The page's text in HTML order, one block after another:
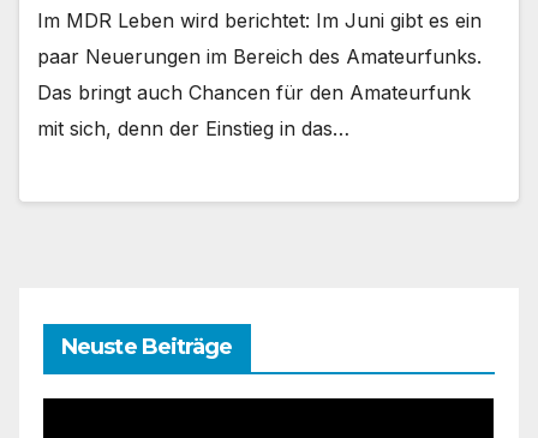
Im MDR Leben wird berichtet: Im Juni gibt es ein
paar Neuerungen im Bereich des Amateurfunks.
Das bringt auch Chancen für den Amateurfunk
mit sich, denn der Einstieg in das…
Neuste Beiträge